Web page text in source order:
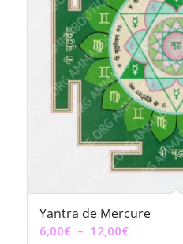
Yantra de Mercure
6,00€ – 12,00€Plage